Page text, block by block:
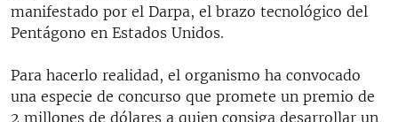
LA INVASIÓN DE RUSIA A UCRANIA
manifestado por el Darpa, el brazo tecnológico del
Pentágono en Estados Unidos.
Para hacerlo realidad, el organismo ha convocado
una especie de concurso que promete un premio de
2 millones de dólares a quien consiga desarrollar un